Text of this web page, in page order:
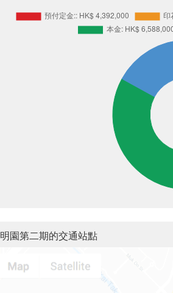
明園第二期的交通站點